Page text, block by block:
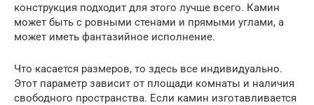
конструкция подходит для этого лучше всего. Камин
может быть с ровными стенами и прямыми углами, а
может иметь фантазийное исполнение.
Что касается размеров, то здесь все индивидуально.
Этот параметр зависит от площади комнаты и наличия
свободного пространства. Если камин изготавливается